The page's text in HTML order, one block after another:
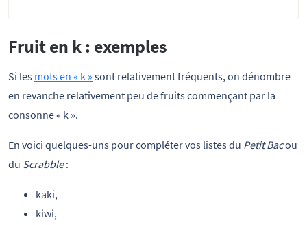
Fruit en k : exemples
Si les mots en « k » sont relativement fréquents, on dénombre
en revanche relativement peu de fruits commençant par la
consonne « k ».
En voici quelques-uns pour compléter vos listes du Petit Bacou
du Scrabble:
kaki,
kiwi,